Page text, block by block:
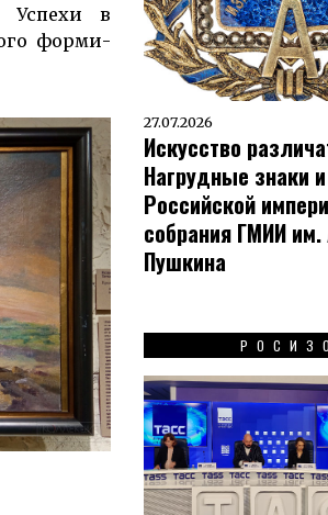
Успехи в
форми­
27.07.2026
Искусство
Нагрудные знаки
Российской
собрания ГМИИ
Пушкина
РОСИЗО